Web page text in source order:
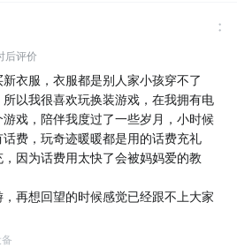
后评价
衣服，衣服都是别人家小孩穿不了
以我很喜欢玩换装游戏，在我拥有电
戏，陪伴我度过了一些岁月，小时候
费，玩奇迹暖暖都是用的话费充礼
因为话费用太快了会被妈妈爱的教
再想回望的时候感觉已经跟不上大家
暖的活动，看到出了很多比较吸引我
看见我那几件零星的衣服，突然就觉